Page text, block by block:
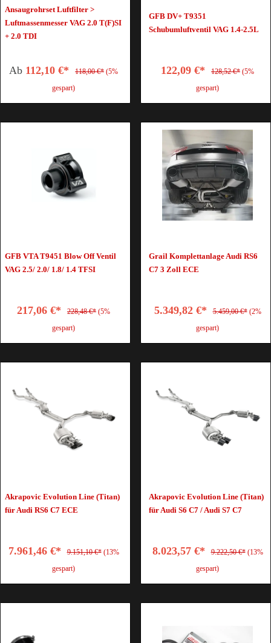
Ansaugrohrset Luftfilter >
Luftmassenmesser VAG 2.0 T(F)SI
+ 2.0 TDI
Ab 112,10 €* 118,00 €* (5%
gespart)
GFB DV+ T9351
Schubumluftventil VAG 1.4-2.5L
122,09 €* 128,52 €* (5%
gespart)
GFB VTA T9451 Blow Off Ventil
VAG 2.5/ 2.0/ 1.8/ 1.4 TFSI
217,06 €* 228,48 €* (5%
gespart)
Grail Komplettanlage Audi RS6
C7 3 Zoll ECE
5.349,82 €* 5.459,00 €* (2%
gespart)
Akrapovic Evolution Line (Titan)
für Audi RS6 C7 ECE
7.961,46 €* 9.151,10 €* (13%
gespart)
Akrapovic Evolution Line (Titan)
für Audi S6 C7 / Audi S7 C7
8.023,57 €* 9.222,50 €* (13%
gespart)